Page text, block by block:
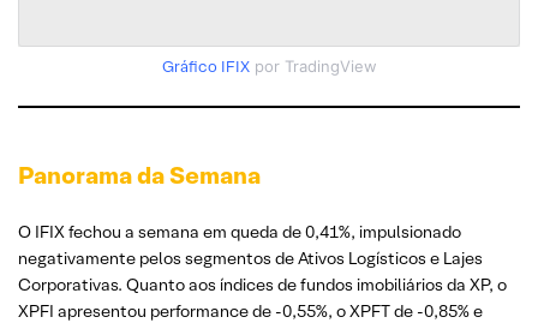
Gráfico IFIXpor TradingView
Panorama da Semana
O IFIX fechou a semana em queda de 0,41%, impulsionado
negativamente pelos segmentos de Ativos Logísticos e Lajes
Corporativas. Quanto aos índices de fundos imobiliários da XP, o
XPFI apresentou performance de -0,55%, o XPFT de -0,85% e